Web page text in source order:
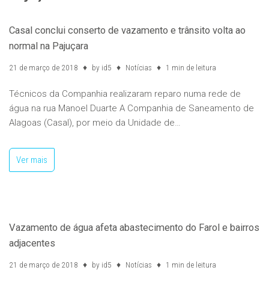
Casal conclui conserto de vazamento e trânsito volta ao
normal na Pajuçara
21 de março de 2018 by id5 Notícias 1 min de leitura
Técnicos da Companhia realizaram reparo numa rede de
água na rua Manoel Duarte A Companhia de Saneamento de
Alagoas (Casal), por meio da Unidade de…
Ver mais
Vazamento de água afeta abastecimento do Farol e bairros
adjacentes
21 de março de 2018 by id5 Notícias 1 min de leitura